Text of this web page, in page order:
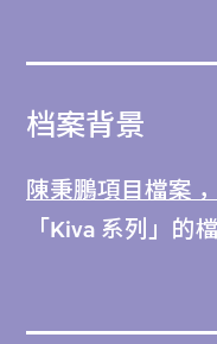
档案背景
陳秉鵬項目檔案
「Kiva 系列」的